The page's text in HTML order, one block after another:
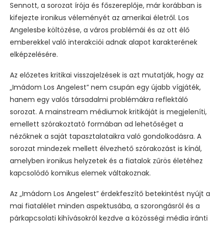
Sennott, a sorozat írója és főszereplője, már korábban is
kifejezte ironikus véleményét az amerikai életről. Los
Angelesbe költözése, a város problémái és az ott élő
emberekkel való interakciói adnak alapot karakterének
elképzelésére.
Az előzetes kritikai visszajelzések is azt mutatják, hogy az
„Imádom Los Angelest” nem csupán egy újabb vígjáték,
hanem egy valós társadalmi problémákra reflektáló
sorozat. A mainstream médiumok kritikáját is megjeleníti,
emellett szórakoztató formában ad lehetőséget a
nézőknek a saját tapasztalataikra való gondolkodásra. A
sorozat mindezek mellett élvezhető szórakozást is kínál,
amelyben ironikus helyzetek és a fiatalok zűrös életéhez
kapcsolódó komikus elemek váltakoznak.
Az „Imádom Los Angelest” érdekfeszítő betekintést nyújt a
mai fiatalélet minden aspektusába, a szorongásról és a
párkapcsolati kihívásokról kezdve a közösségi média iránti